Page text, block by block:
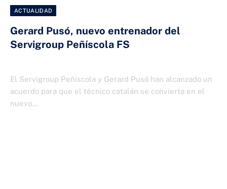
ACTUALIDAD
Gerard Pusó, nuevo entrenador del
Servigroup Peñíscola FS
El Servigroup Peñíscola y Gerard Pusó han alcanzado un
acuerdo para que el técnico catalán se convierta en el
nuevo…